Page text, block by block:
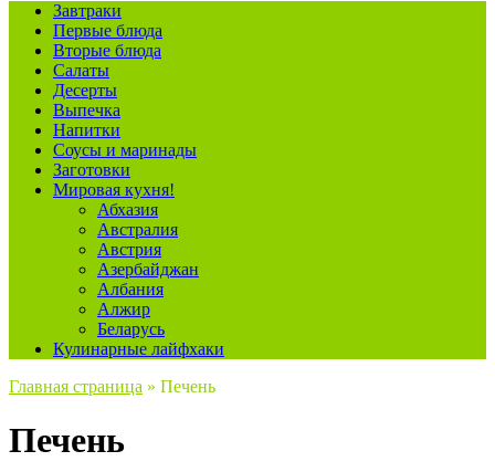
Завтраки
Первые блюда
Вторые блюда
Салаты
Десерты
Выпечка
Напитки
Соусы и маринады
Заготовки
Мировая кухня!
Абхазия
Австралия
Австрия
Азербайджан
Албания
Алжир
Беларусь
Кулинарные лайфхаки
Главная страница » Печень
Печень